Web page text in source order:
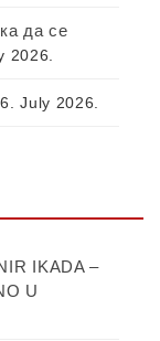
да се
2026.
July 2026.
IKADA –
U